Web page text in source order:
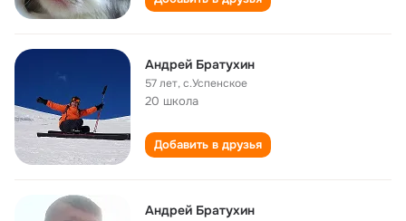
Андрей Братухин
57 лет,с.Успенское
20 школа
Добавить в друзья
Андрей Братухин